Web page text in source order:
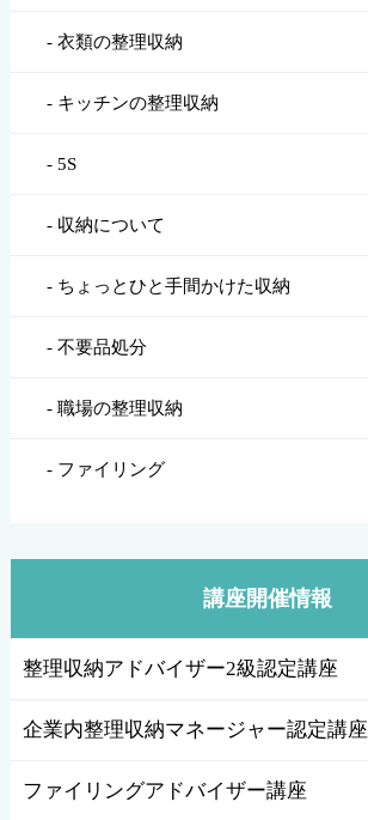
衣類の整理収納
キッチンの整理収納
5S
収納について
ちょっとひと手間かけた収納
不要品処分
職場の整理収納
ファイリング
講座開催情報
整理収納アドバイザー2級認定講座
企業内整理収納マネージャー認定講座
ファイリングアドバイザー講座